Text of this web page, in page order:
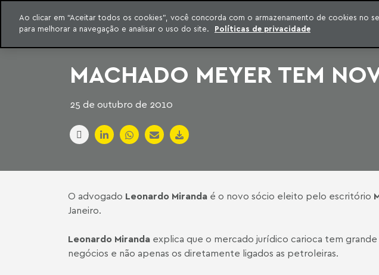
para o conteúdo
Machado Meyer
INTELIGÊNCIA JURÍDICA
CONTEÚDO EXCLUSIVO MACHADO MEYER ADVOGADOS
SÉRIES
MACHADO MEYER TEM
25 de outubro de 2010
O advogado Leonardo Miranda é o novo sócio eleito pelo escritório
Janeiro.
Leonardo Miranda explica que o mercado jurídico carioca tem
negócios e não apenas os diretamente ligados as petroleiras.
Ao clicar em “Aceitar todos os cookies”, você concorda com o armazenamento de cookies no
para melhorar a navegação e analisar o uso do site.
Políticas de privacidade